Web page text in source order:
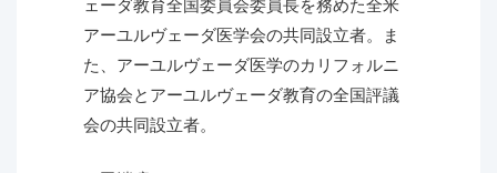
ェーダ教育全国委員会委員長を務めた全米
アーユルヴェーダ医学会の共同設立者。ま
た、アーユルヴェーダ医学のカリフォルニ
ア協会とアーユルヴェーダ教育の全国評議
会の共同設立者。